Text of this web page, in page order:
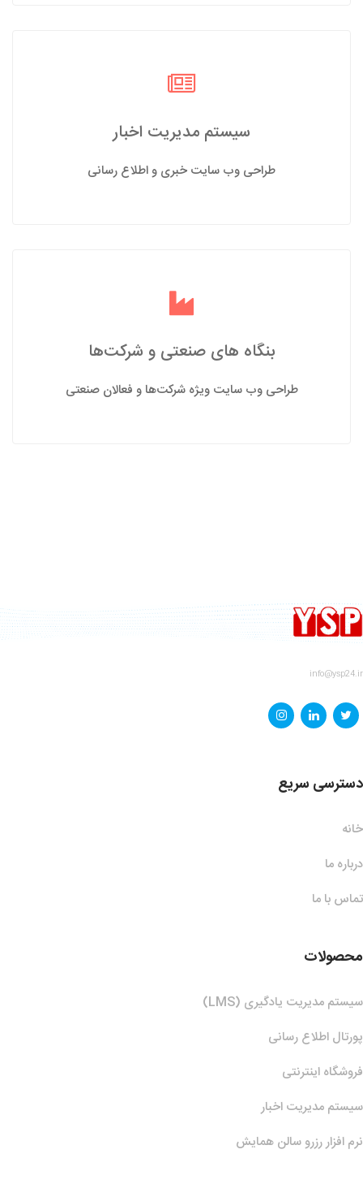
سیستم مدیریت اخبار
طراحی وب سایت خبری و اطلاع رسانی
بنگاه های صنعتی و شرکت‌ها
طراحی وب سایت ویژه شرکت‌ها و فعالان صنعتی
info@ysp24.ir
دسترسی سریع
خانه
درباره ما
تماس با ما
محصولات
سیستم مدیریت یادگیری (LMS)
پورتال اطلاع رسانی
فروشگاه اینترنتی
سیستم مدیریت اخبار
نرم افزار رزرو سالن همایش